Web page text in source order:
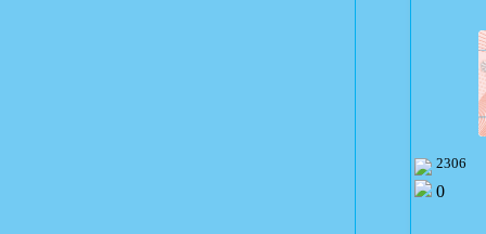
2306
0